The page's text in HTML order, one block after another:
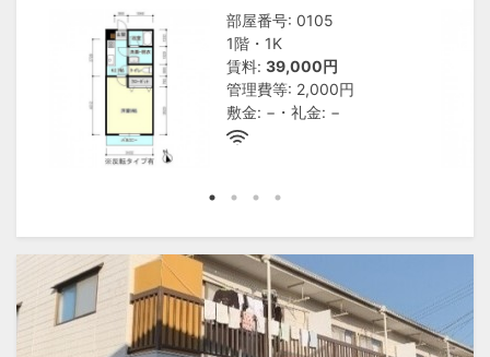
部屋番号: 0105
1階・1K
賃料: 39,000円
管理費等: 2,000円
敷金: −・礼金: −